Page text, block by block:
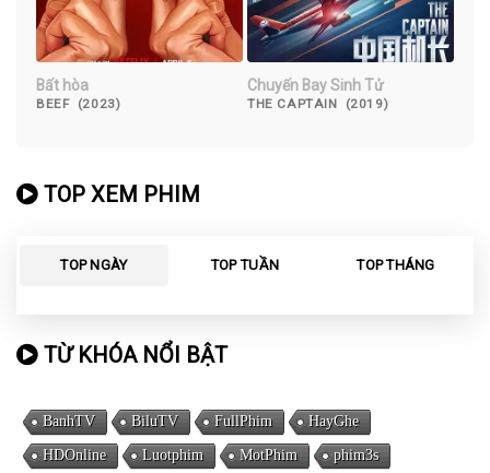
Bất hòa
BEEF (2023)
Chuyến Bay Sinh Tử
THE CAPTAIN (2019)
TOP XEM PHIM
TOP NGÀY TOP TUẦN TOP THÁNG
TỪ KHÓA NỔI BẬT
BanhTV BiluTV FullPhim HayGhe
HDOnline Luotphim MotPhim phim3s